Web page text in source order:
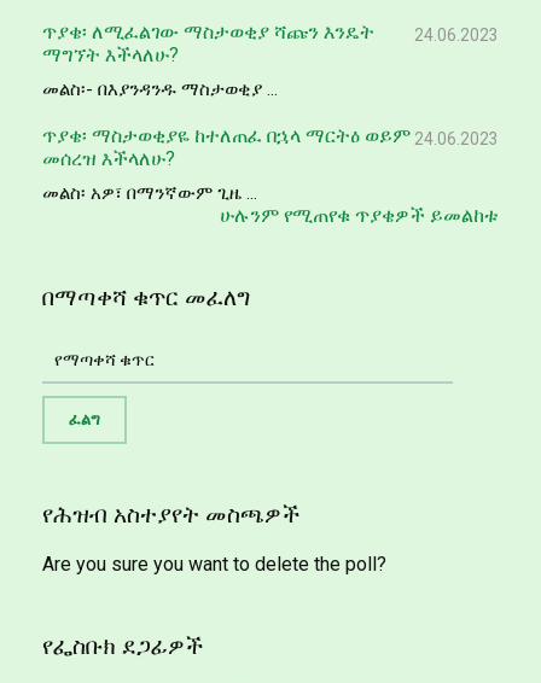
24.06.2023
ጥያቄ፡ ለሚፈልገው ማስታወቂያ ሻጩን እንዴት
ማግኘት እችላለሁ?
መልስ፡- በእያንዳንዱ ማስታወቂያ ...
24.06.2023
ጥያቄ፡ ማስታወቂያዬ ከተለጠፈ በኋላ ማርትዕ ወይም
መሰረዝ እችላለሁ?
መልስ፡ አዎ፣ በማንኛውም ጊዜ ...
ሁሉንም የሚጠየቁ ጥያቄዎች ይመልከቱ
በማጣቀሻ ቁጥር መፈለግ
የሕዝብ አስተያየት መስጫዎች
Are you sure you want to delete the poll?
የፌስቡክ ደጋፊዎች